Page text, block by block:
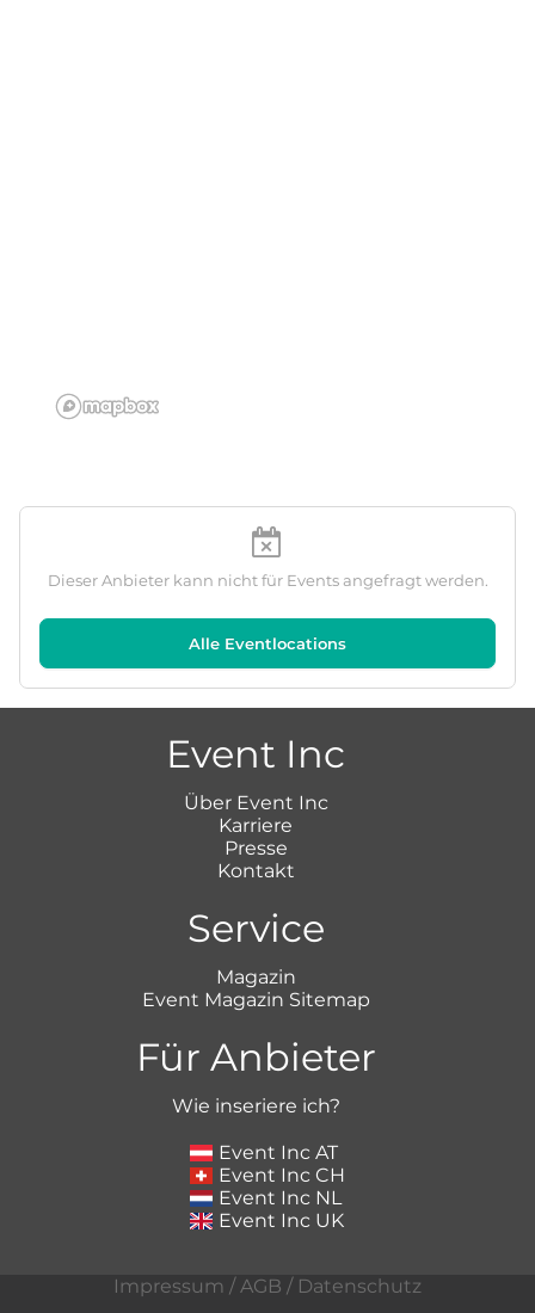
Dieser Anbieter kann nicht für Events angefragt werden.
Alle Eventlocations
Event Inc
Über Event Inc
Karriere
Presse
Kontakt
Service
Magazin
Event Magazin Sitemap
Für Anbieter
Wie inseriere ich?
Event Inc AT
Event Inc CH
Event Inc NL
Event Inc UK
Impressum /AGB / Datenschutz